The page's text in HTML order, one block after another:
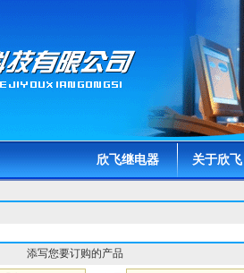
欣飞继电器 关于欣飞
添写您要订购的产品